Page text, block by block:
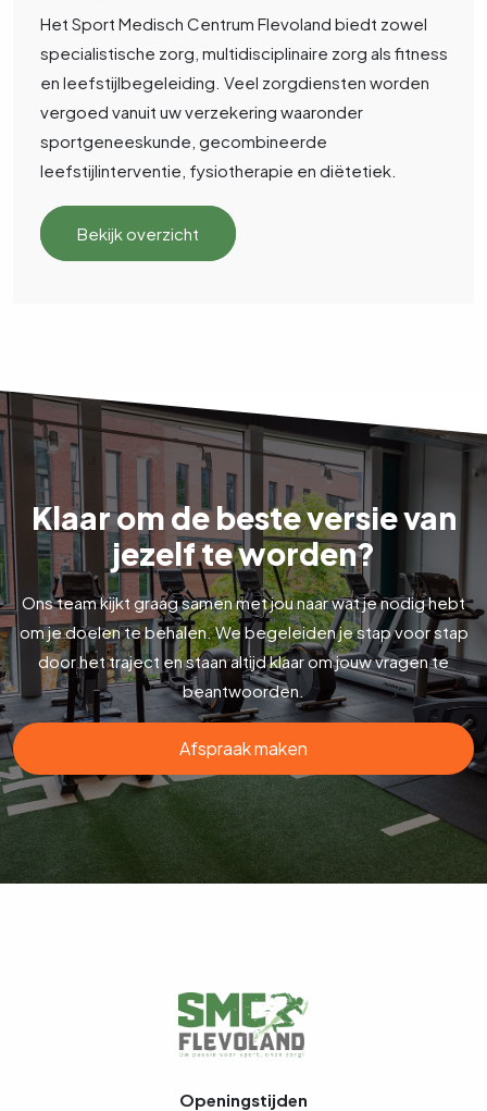
Het Sport Medisch Centrum Flevoland biedt zowel
specialistische zorg, multidisciplinaire zorg als fitness
en leefstijlbegeleiding. Veel zorgdiensten worden
vergoed vanuit uw verzekering waaronder
sportgeneeskunde, gecombineerde
leefstijlinterventie, fysiotherapie en diëtetiek.
Bekijk overzicht
Klaar om de beste versie van
jezelf te worden?
Ons team kijkt graag samen met jou naar wat je nodig hebt
om je doelen te behalen. We begeleiden je stap voor stap
door het traject en staan altijd klaar om jouw vragen te
beantwoorden.
Afspraak maken
Openingstijden